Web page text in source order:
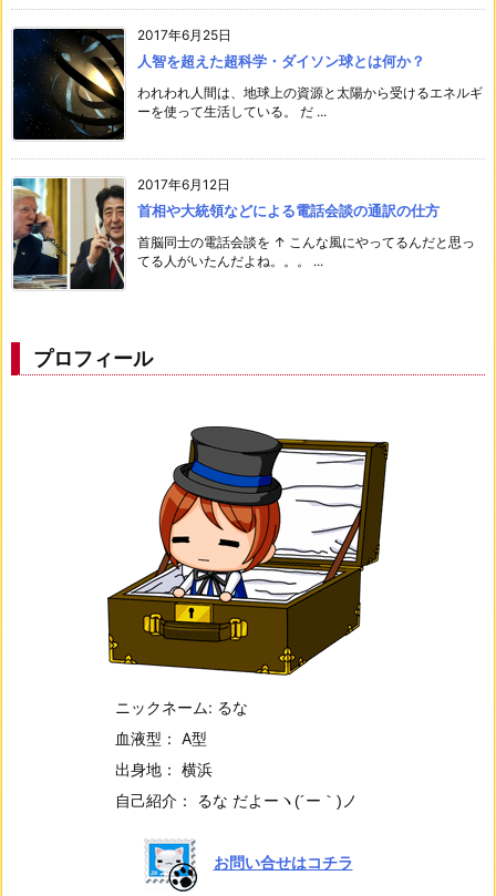
2017年6月25日
人智を超えた超科学・ダイソン球とは何か？
われわれ人間は、地球上の資源と太陽から受けるエネルギ
ーを使って生活している。 だ ...
2017年6月12日
首相や大統領などによる電話会談の通訳の仕方
首脳同士の電話会談を ↑ こんな風にやってるんだと思っ
てる人がいたんだよね。。。 ...
プロフィール
ニックネーム: るな
血液型： A型
出身地： 横浜
自己紹介： るな だよー ヽ(´ー｀)ノ
お問い合せはコチラ